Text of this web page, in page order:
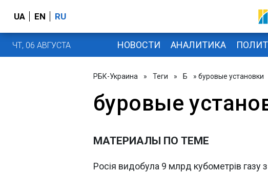
UA EN RU
ЧТ, 06 АВГУСТА НОВОСТИ АНАЛИТИКА
РБК-Украина » Теги » Б » буровые установки
буровые
МАТЕРИАЛЫ ПО ТЕМЕ
Росія видобула 9 млрд кубометрів газу